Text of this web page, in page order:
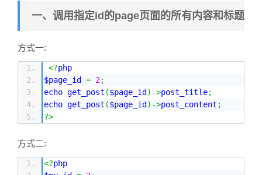
一、调用指定id的page页面的所有内容和标题
方式一:
<?php
$page_id = 2;
echo get_post ($page_id )->post_title;
echo get_post ($page_id )->post_content ;
?>
方式二:
<?php